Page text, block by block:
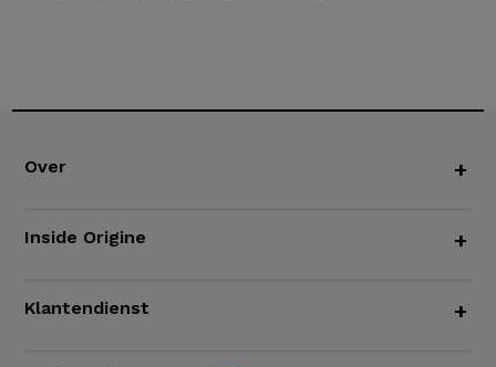
Over +
Inside Origine +
Klantendienst +